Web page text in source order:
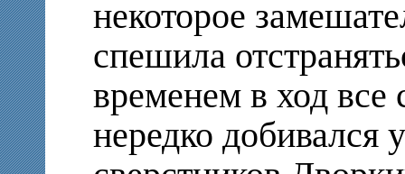
некоторое
спешила
временем в ход все
нередко добивался